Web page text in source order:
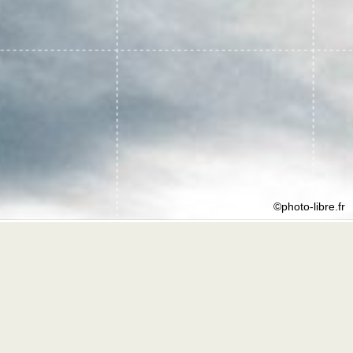
©photo-libre.fr